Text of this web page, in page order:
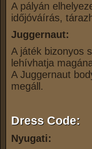
A pályán
időjóváírás,
Juggernaut:
A játék bizonyos
lehívhatja
A Juggernaut
megáll.
Dress Code:
Nyugati: